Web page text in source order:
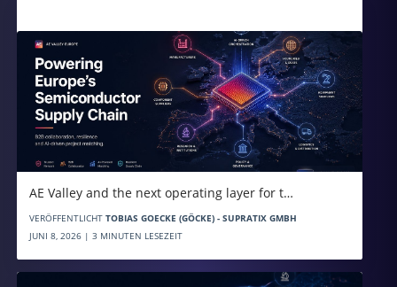
AE Valley and the next operating layer for t…
VERÖFFENTLICHT TOBIAS GOECKE (GÖCKE) - SUPRATIX GMBH
JUNI 8, 2026 | 3 MINUTEN LESEZEIT